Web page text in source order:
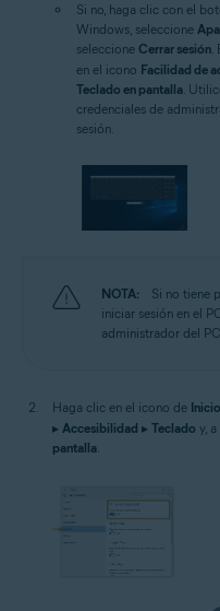
Si no, haga clic con el
Windows, seleccione
seleccione Cerrar sesión.
en el icono Facilidad de
Teclado en pantalla.
credenciales de
sesión.
NOTA:
Si no tiene
iniciar sesión en el
administrador del
Haga clic en el icono de Inicio
▸ Accesibilidad ▸ Teclado y,
pantalla.